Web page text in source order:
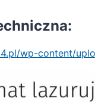
wp-content/